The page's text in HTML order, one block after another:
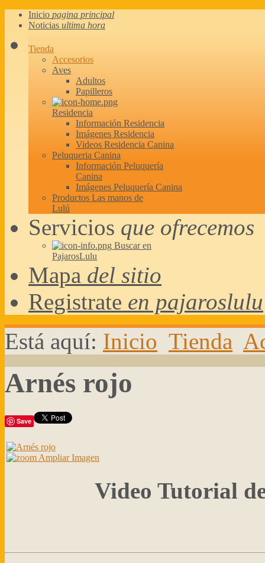
Inicio pagina principal
Noticias ultima hora
Tienda
Accesorios
Aves
Adultos
Papilleros
Residencia
Información Residencia
Imágenes Residencia
Videos Residencia Canina
Peluqueria Canina
Información Peluquería
Canina
Imágenes Peluquería Canina
Productos Las manos de
Lulú
Servicios que ofrecemos
Buscar en
PajarosLulu
Mapa del sitio
Registrate en pajaroslulu
Está aquí: Inicio Tienda
Arnés rojo
Save
Ampliar Imagen
Video Tutorial